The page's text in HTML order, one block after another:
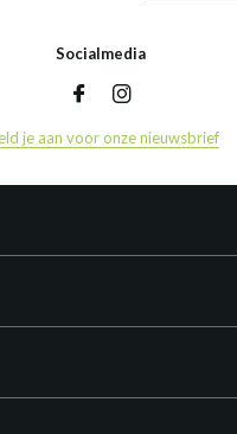
Socialmedia
je aan voor onze nieuwsbrief